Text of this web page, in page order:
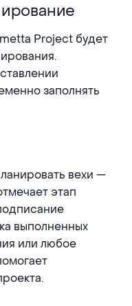
Project будет
заполнять
вехи —
этап
выполненных
или любое